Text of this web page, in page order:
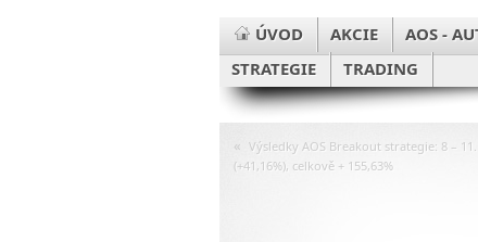
ÚVOD AKCIE AOS -
STRATEGIE
TRADING
« Výsledky AOS Breakout strategie: 8 –
(+41,16%), celkově + 155,63%